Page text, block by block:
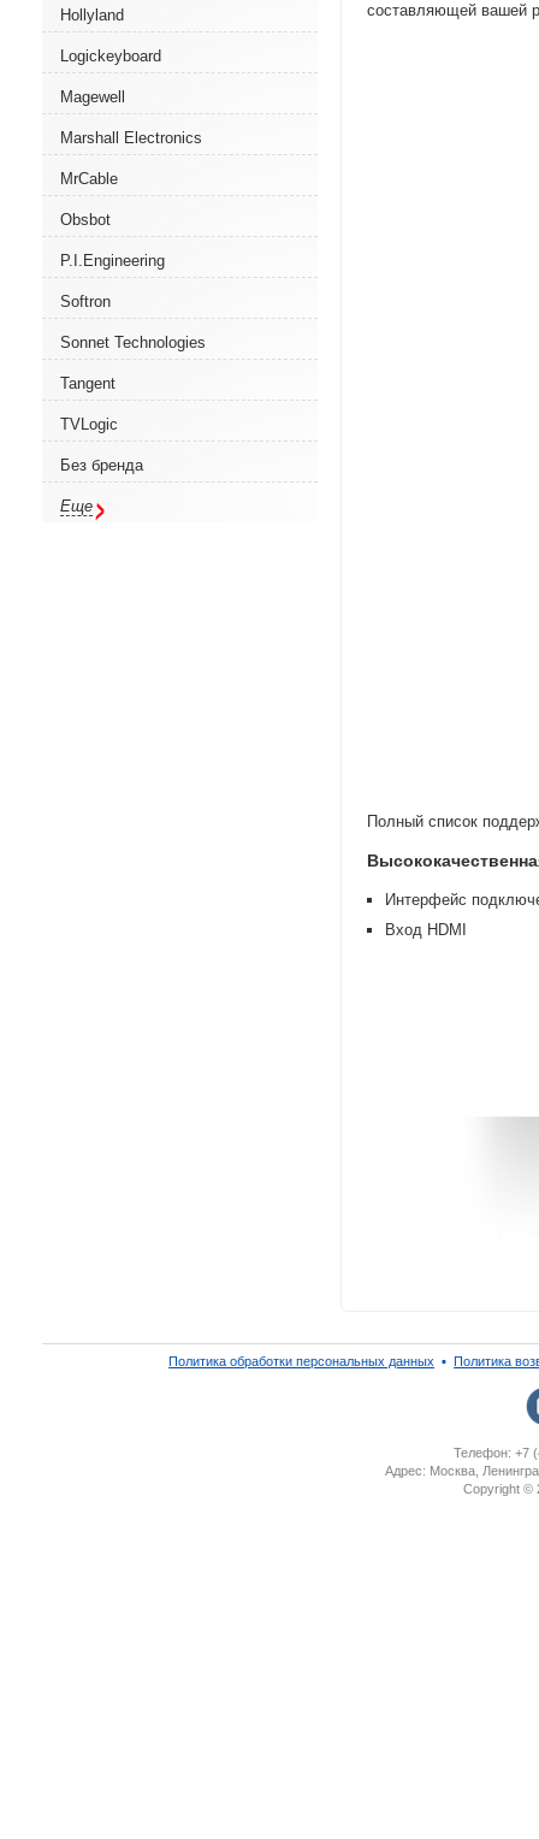
Hollyland
Logickeyboard
Magewell
Marshall Electronics
MrCable
Obsbot
P.I.Engineering
Softron
Sonnet Technologies
Tangent
TVLogic
Без бренда
Еще
составляющей вашей
Полный список
Интерфейс
Вход HDMI
Политика обработки персональных данных ▪ Политика
Телефон: +7
Адрес: Москва,
Copyright ©